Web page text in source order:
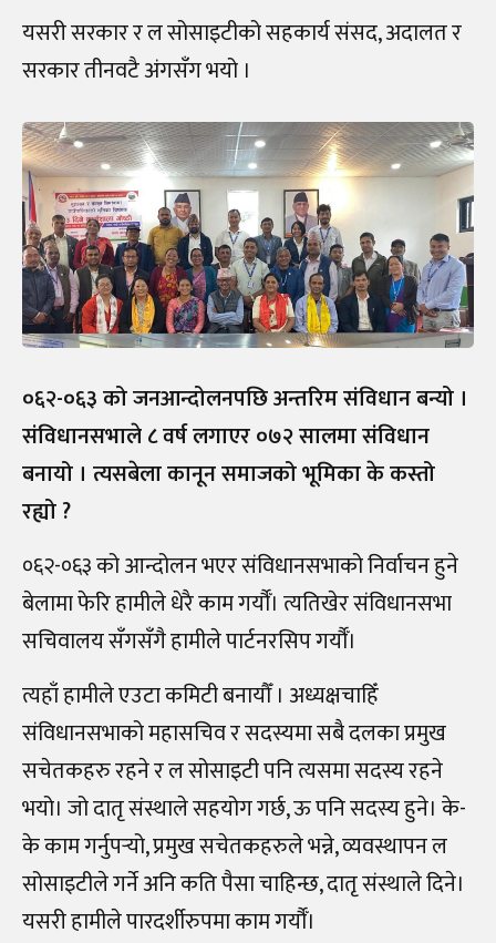
यसरी सरकार र ल सोसाइटीको सहकार्य संसद, अदालत र
सरकार तीनवटै अंगसँग भयो ।
०६२-०६३ को जनआन्दोलनपछि अन्तरिम संविधान बन्यो ।
संविधानसभाले ८ वर्ष लगाएर ०७२ सालमा संविधान
बनायो । त्यसबेला कानून समाजको भूमिका के कस्तो
रह्यो ?
०६२-०६३ को आन्दोलन भएर संविधानसभाको निर्वाचन हुने
बेलामा फेरि हामीले धेरै काम गर्यौँ। त्यतिखेर संविधानसभा
सचिवालय सँगसँगै हामीले पार्टनरसिप गर्यौँ।
त्यहाँ हामीले एउटा कमिटी बनायौँ । अध्यक्षचाहिँ
संविधानसभाको महासचिव र सदस्यमा सबै दलका प्रमुख
सचेतकहरु रहने र ल सोसाइटी पनि त्यसमा सदस्य रहने
भयो। जो दातृ संस्थाले सहयोग गर्छ, ऊ पनि सदस्य हुने। के-
के काम गर्नुपर्‍यो, प्रमुख सचेतकहरुले भन्ने, व्यवस्थापन ल
सोसाइटीले गर्ने अनि कति पैसा चाहिन्छ, दातृ संस्थाले दिने।
यसरी हामीले पारदर्शीरुपमा काम गर्यौँ।